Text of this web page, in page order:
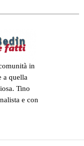
in
a quella
Tino
e con